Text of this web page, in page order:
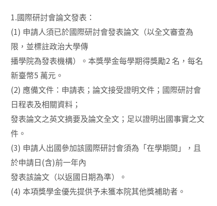
1. 國際研討會論文發表：
(1) 申請人須已於國際研討會發表論文（以全文審查為
限，並標註政治大學傳
播學院為發表機構）。本獎學金每學期得獎勵2名，每名
新臺幣5 萬元。
(2) 應備文件：申請表；論文接受證明文件；國際研討會
日程表及相關資料；
發表論文之英文摘要及論文全文；足以證明出國事實之文
件。
(3) 申請人出國參加該國際研討會須為「在學期間」，且
於申請日 (含)前一年內
發表該論文（以返國日期為準）。
(4)本項獎學金優先提供予未獲本院其他獎補助者。